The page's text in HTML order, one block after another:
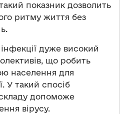
показник дозволить
ритму життя без
дуже високий
що робить
населення для
У такий спосіб
допоможе
вірусу.